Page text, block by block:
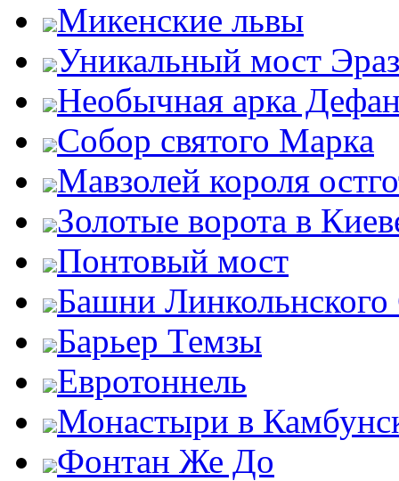
Микенские львы
Уникальный мост
Необычная арка
Собор святого Марка
Мавзолей короля
Золотые ворота в
Понтовый мост
Башни
Барьер Темзы
Евротоннель
Монастыри в
Фонтан Же До